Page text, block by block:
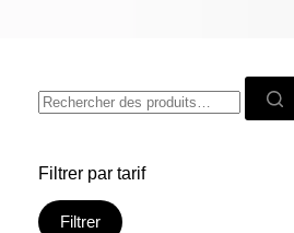
Filtrer par tarif
Filtrer